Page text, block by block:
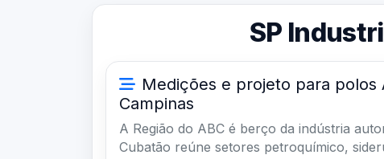
SP
Medições e projeto para polos
Campinas
A Região do ABC é berço da indústria
Cubatão reúne setores petroquímico,
Campinas e o Vale do Paraíba somam